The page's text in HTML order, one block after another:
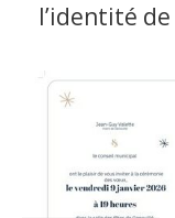
l’identité